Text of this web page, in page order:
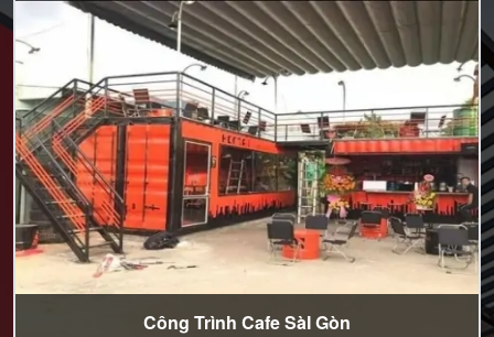
Công Trình Cafe SàI Gòn